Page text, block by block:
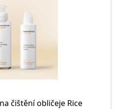
čištění obličeje Rice